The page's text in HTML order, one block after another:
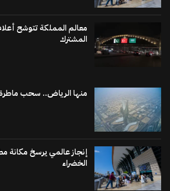
معالم المملكة تتوشح
المشترك
منها الرياض.. سحب ماطرة على
إنجاز عالمي يرسخ مكانة
الخضراء